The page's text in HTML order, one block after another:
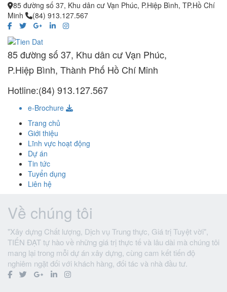
85 đường số 37, Khu dân cư Vạn Phúc, P.Hiệp Bình, TP.Hồ Chí
Minh
(84) 913.127.567
85 đường số 37, Khu dân cư Vạn Phúc,
P.Hiệp Bình, Thành Phố Hồ Chí Minh
Hotline:(84) 913.127.567
e-Brochure
Trang chủ
Giới thiệu
Lĩnh vực hoạt động
Dự án
Tin tức
Tuyển dụng
Liên hệ
Về chúng tôi
"Xây dựng Chất lượng, Dịch vụ Trung thực, Giá trị Tuyệt vời",
TIẾN ĐẠT tự hào về những giá trị thực tế và lâu dài mà chúng tôi
mang lại trong mỗi dự án xây dựng, cùng cam kết tiến độ
nghiêm ngặt đối với khách hàng, đối tác và nhà đầu tư.